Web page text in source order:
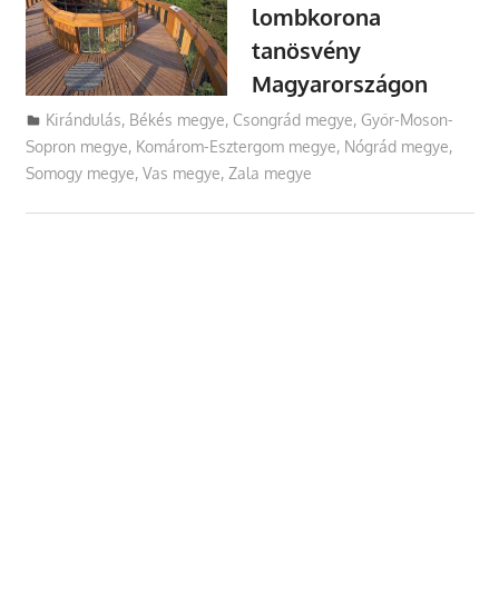
lombkorona
tanösvény
Magyarországon
Utazasok.org
Kirándulás, Békés megye, Csongrád megye, Győr-Moson-
Sopron megye, Komárom-Esztergom megye, Nógrád megye,
Somogy megye, Vas megye, Zala megye